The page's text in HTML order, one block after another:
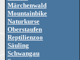
Märchenwald
Mountainbike
Naturkurse
Oberstaufen
Reptilienzoo
Säuling
Schwangau